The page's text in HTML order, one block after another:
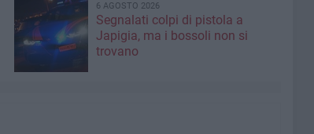
6 AGOSTO 2026
Segnalati colpi di pistola a
Japigia, ma i bossoli non si
trovano